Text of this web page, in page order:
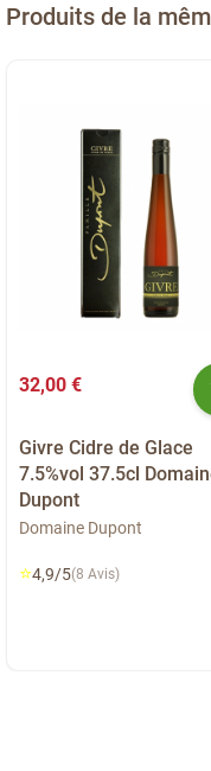
Produits de la
32,00 €
Givre Cidre de Glace
7.5%vol 37.5cl
Dupont
Domaine Dupont
⭐4,9/5(8 Avis)